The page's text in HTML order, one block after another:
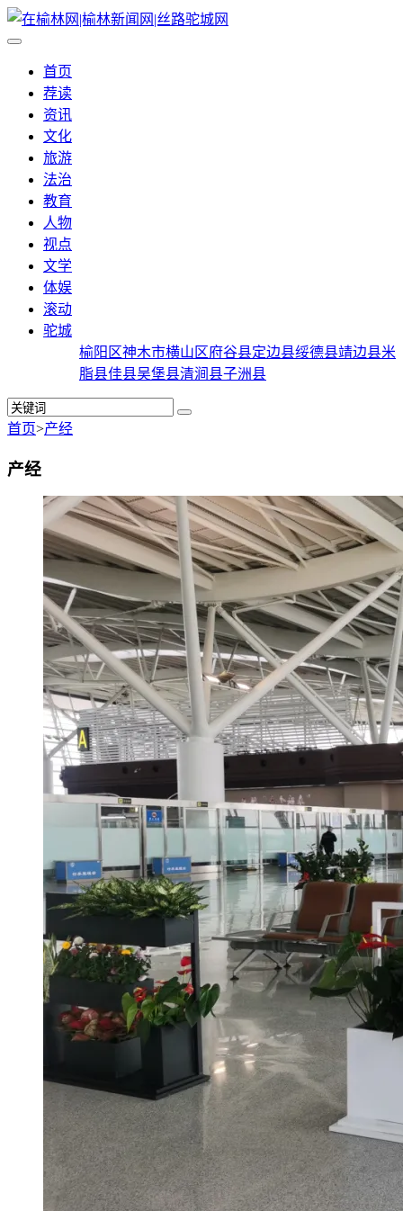
首页
荐读
资讯
文化
旅游
法治
教育
人物
视点
文学
体娱
滚动
驼城
榆阳区神木市横山区府谷县定边县绥德县靖边县米
脂县佳县吴堡县清涧县子洲县
首页>产经
产经